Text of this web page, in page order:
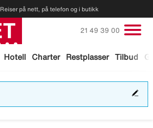
Reiser på nett, på telefon og i butikk
Hotell Charter Restplasser Tilbud
Ring oss på
21 49 39 00